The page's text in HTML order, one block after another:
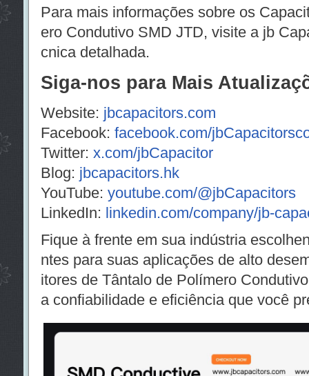
Para mais informações sobre os
ero Condutivo SMD JTD, visite a jb
cnica detalhada.
Siga-nos para Mais
Website: jbcapacitors.com
Facebook: facebook.com/
Twitter: x.com/jbCapacitor
Blog: jbcapacitors.hk
YouTube: youtube.com/@jbCapacitors
LinkedIn: linkedin.com/company/jb-
Fique à frente em sua indústria
ntes para suas aplicações de alto
itores de Tântalo de Polímero
a confiabilidade e eficiência que você